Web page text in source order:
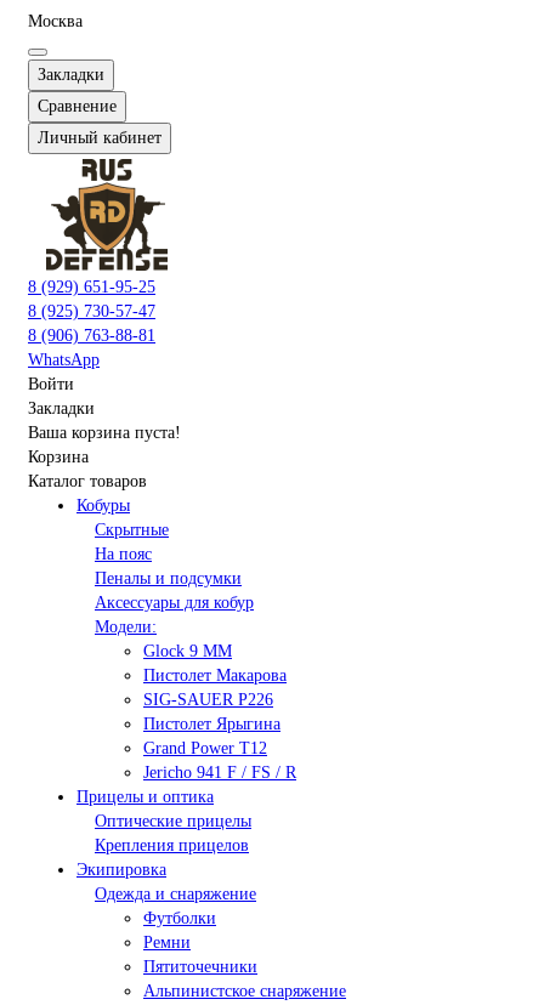
Москва
Закладки
Сравнение
Личный кабинет
8 (929) 651-95-25
8 (925) 730-57-47
8 (906) 763-88-81
WhatsApp
Войти
Закладки
Ваша корзина пуста!
Корзина
Каталог товаров
Кобуры
Скрытные
На пояс
Пеналы и подсумки
Аксессуары для кобур
Модели:
Glock 9 ММ
Пистолет Макарова
SIG-SAUER P226
Пистолет Ярыгина
Grand Power T12
Jericho 941 F / FS / R
Прицелы и оптика
Оптические прицелы
Крепления прицелов
Экипировка
Одежда и снаряжение
Футболки
Ремни
Пятиточечники
Альпинистское снаряжение